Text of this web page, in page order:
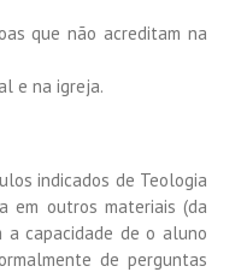
que não acreditam na
e na igreja.
indicados de Teologia
em outros materiais (da
a capacidade de o aluno
de perguntas